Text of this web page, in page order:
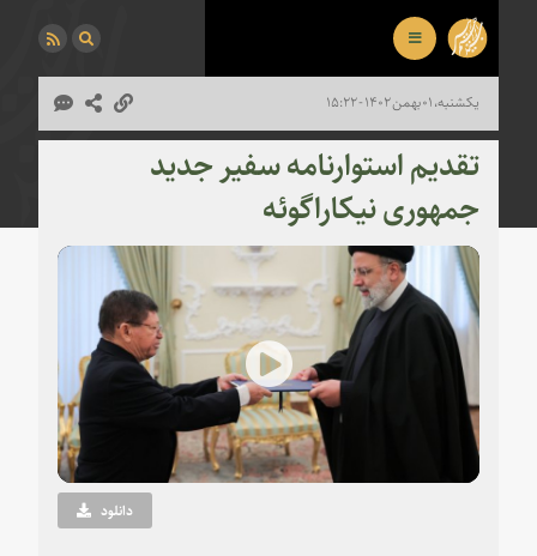
یکشنبه، ۰۱ بهمن ۱۴۰۲ - ۱۵:۲۲
تقدیم استوارنامه سفیر جدید
جمهوری نیکاراگوئه
Play
Video دانلود